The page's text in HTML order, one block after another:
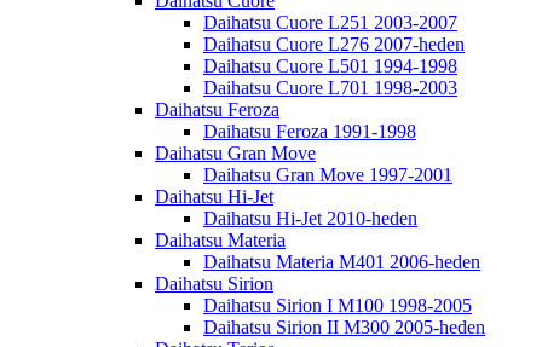
Daihatsu Cuore L251 2003-2007
Daihatsu Cuore L276 2007-heden
Daihatsu Cuore L501 1994-1998
Daihatsu Cuore L701 1998-2003
Daihatsu Feroza
Daihatsu Feroza 1991-1998
Daihatsu Gran Move
Daihatsu Gran Move 1997-2001
Daihatsu Hi-Jet
Daihatsu Hi-Jet 2010-heden
Daihatsu Materia
Daihatsu Materia M401 2006-heden
Daihatsu Sirion
Daihatsu Sirion I M100 1998-2005
Daihatsu Sirion II M300 2005-heden